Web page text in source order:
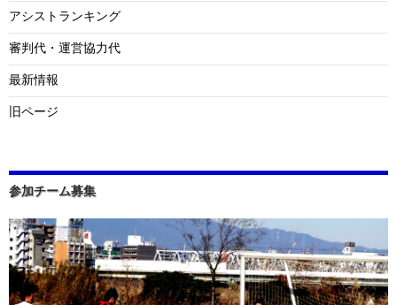
アシストランキング
審判代・運営協力代
最新情報
旧ページ
参加チーム募集